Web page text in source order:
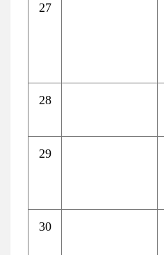
27
28
29
30